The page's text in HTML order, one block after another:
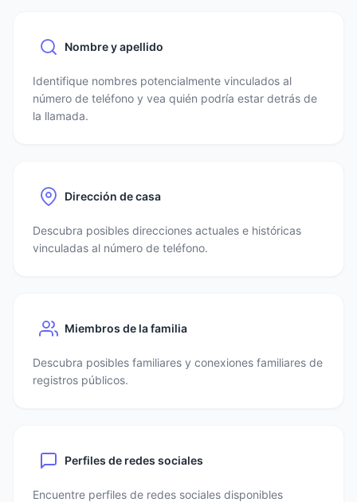
Nombre y apellido
Identifique nombres potencialmente vinculados al
número de teléfono y vea quién podría estar detrás de
la llamada.
Dirección de casa
Descubra posibles direcciones actuales e históricas
vinculadas al número de teléfono.
Miembros de la familia
Descubra posibles familiares y conexiones familiares de
registros públicos.
Perfiles de redes sociales
Encuentre perfiles de redes sociales disponibles